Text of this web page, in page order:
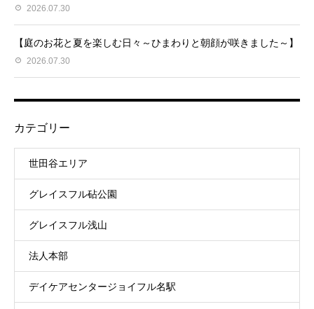
2026.07.30
【庭のお花と夏を楽しむ日々～ひまわりと朝顔が咲きました～】
2026.07.30
カテゴリー
世田谷エリア
グレイスフル砧公園
グレイスフル浅山
法人本部
デイケアセンタージョイフル名駅